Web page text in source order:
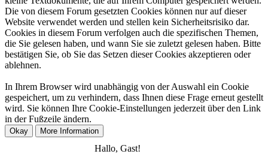
Die von diesem Forum gesetzten Cookies können nur auf dieser
Website verwendet werden und stellen kein Sicherheitsrisiko dar.
Cookies in diesem Forum verfolgen auch die spezifischen Themen,
die Sie gelesen haben, und wann Sie sie zuletzt gelesen haben. Bitte
bestätigen Sie, ob Sie das Setzen dieser Cookies akzeptieren oder
ablehnen.
In Ihrem Browser wird unabhängig von der Auswahl ein Cookie
gespeichert, um zu verhindern, dass Ihnen diese Frage erneut gestellt
wird. Sie können Ihre Cookie-Einstellungen jederzeit über den Link
in der Fußzeile ändern.
Hallo, Gast!